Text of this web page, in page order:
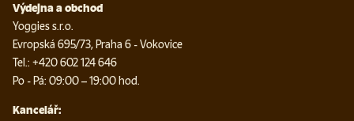
Výdejna a obchod
Yoggies s.r.o.
Evropská 695/73, Praha 6 - Vokovice
Tel.: +420 602 124 646
Po - Pá: 09:00 – 19:00 hod.
Kancelář: